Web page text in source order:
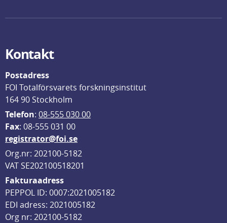
Kontakt
Postadress
FOI Totalförsvarets forskningsinstitut
164 90 Stockholm
Telefon: 08-555 030 00
Fax: 08-555 031 00
registrator@foi.se
Org.nr: 202100-5182
VAT SE202100518201
Fakturaadress
PEPPOL ID: 0007:2021005182
EDI adress: 2021005182
Org nr: 202100-5182